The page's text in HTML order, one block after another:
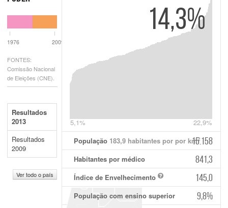
1976 2009
FONTES:
Comissão Nacional
de Eleições (CNE).
Resultados
2013
Resultados
2009
Ver todo o país
5,1% 22,9%
14,3%
População 183,9 habitantes por por km2
15.158
Habitantes por médico 841,3
Índice de Envelhecimento 145,0
População com ensino superior 9,8%